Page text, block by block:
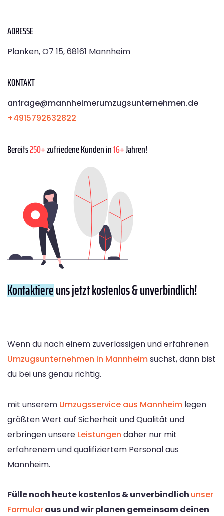
ADRESSE
Planken, O7 15, 68161 Mannheim
KONTAKT
anfrage@mannheimerumzugsunternehmen.de
+4915792632822
Bereits250+zufriedene Kunden in16+Jahren!
Kontaktiereuns jetzt kostenlos & unverbindlich!
Wenn du nach einem zuverlässigen und erfahrenen
Umzugsunternehmen in Mannheimsuchst, dann bist
du bei uns genau richtig.
mit unserem Umzugsservice aus Mannheim legen
größten Wert auf Sicherheit und Qualität und
erbringen unsere Leistungen daher nur mit
erfahrenem und qualifiziertem Personal aus
Mannheim.
Fülle noch heute kostenlos & unverbindlich unser
Formularaus und wir planen gemeinsam deinen